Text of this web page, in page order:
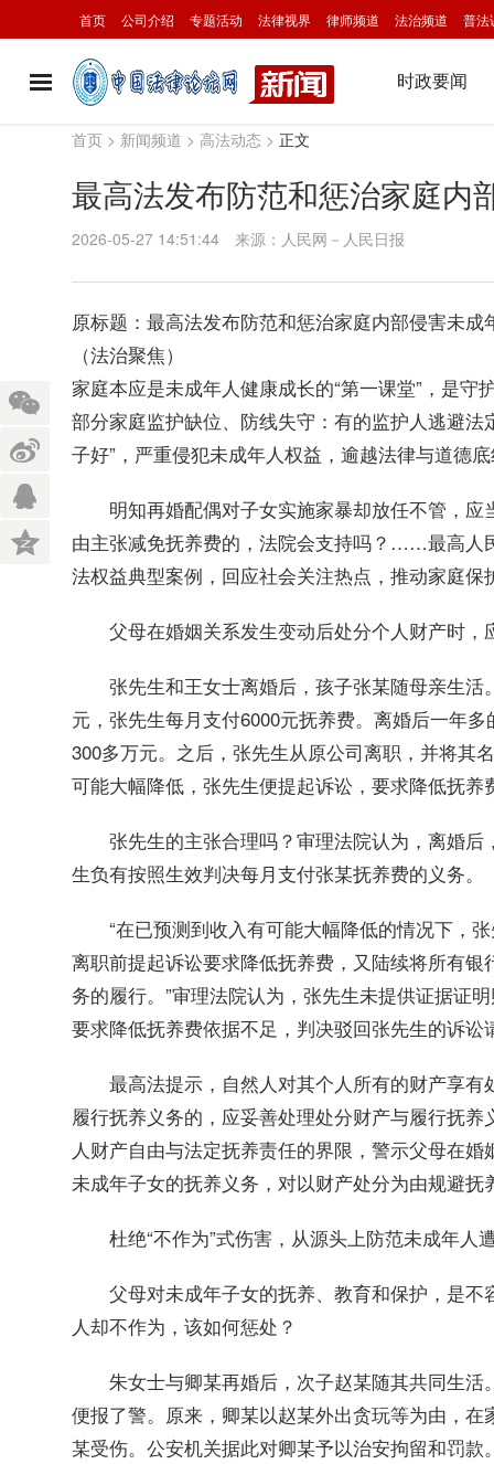
首页 公司介绍 专题活动 法律视界 律师频道 法治频道 普法
时政要闻
首页 > 新闻频道 > 高法动态 > 正文
最高法发布防范和惩治家庭内
2026-05-27 14:51:44 来源：人民网－人民日报
原标题：最高法发布防范和惩治家庭内部侵害未
（法治聚焦）
家庭本应是未成年人健康成长的“第一课堂”，是
部分家庭监护缺位、防线失守：有的监护人逃避
子好”，严重侵犯未成年人权益，逾越法律与道德
明知再婚配偶对子女实施家暴却放任不管，应
由主张减免抚养费的，法院会支持吗？……最高人
法权益典型案例，回应社会关注热点，推动家庭
父母在婚姻关系发生变动后处分个人财产时，
张先生和王女士离婚后，孩子张某随母亲生活
元，张先生每月支付6000元抚养费。离婚后一年
300多万元。之后，张先生从原公司离职，并将其
可能大幅降低，张先生便提起诉讼，要求降低抚养
张先生的主张合理吗？审理法院认为，离婚后
生负有按照生效判决每月支付张某抚养费的义务。
“在已预测到收入有可能大幅降低的情况下，
离职前提起诉讼要求降低抚养费，又陆续将所有
务的履行。”审理法院认为，张先生未提供证据证
要求降低抚养费依据不足，判决驳回张先生的诉讼
最高法提示，自然人对其个人所有的财产享有
履行抚养义务的，应妥善处理处分财产与履行抚
人财产自由与法定抚养责任的界限，警示父母在
未成年子女的抚养义务，对以财产处分为由规避
杜绝“不作为”式伤害，从源头上防范未成年人
父母对未成年子女的抚养、教育和保护，是不
人却不作为，该如何惩处？
朱女士与卿某再婚后，次子赵某随其共同生活
便报了警。原来，卿某以赵某外出贪玩等为由，
某受伤。公安机关据此对卿某予以治安拘留和罚款